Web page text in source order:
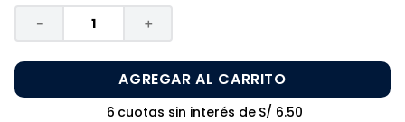
＋
－
AGREGAR AL CARRITO
6 cuotas sin interés de S/ 6.50